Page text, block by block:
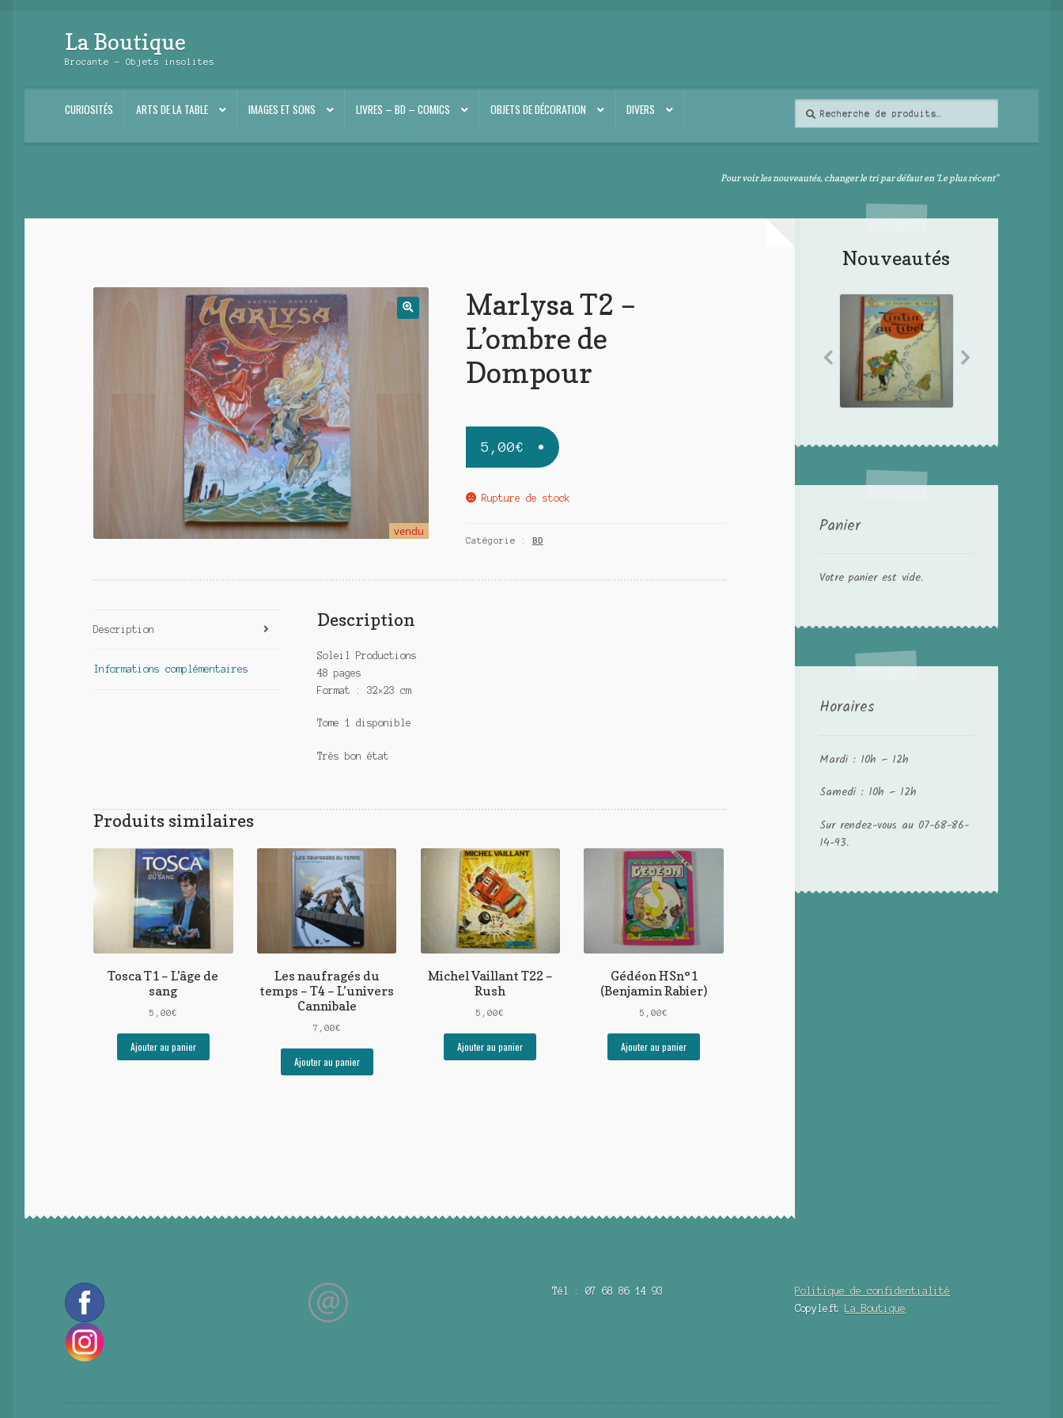
Aller
à
navigation
Aller
au
La Boutique
Brocante – Objets insolites
CURIOSITÉS ARTS DE LA TABLE IMAGES ET SONS LIVRES – BD – COMICS OBJETS DE DÉCORATION DIVERS
pour :
Pour voir les nouveautés, changer le tri par défaut en 'Le plus récent"
vendu
Marlysa T2 –
L’ombre de
Dompour
5,00€
Rupture de stock
Catégorie : BD
Description
Informations complémentaires
Description
Soleil Productions
48 pages
Format : 32×23 cm
Tome 1 disponible
Très bon état
Produits similaires
Tosca T1 – L’âge de
sang
5,00€
Ajouter au panier
Les naufragés du
temps – T4 – L’univers
Cannibale
7,00€
Ajouter au panier
Michel Vaillant T22 –
Rush
5,00€
Ajouter au panier
Gédéon HSn°1
(Benjamin Rabier)
5,00€
Ajouter au panier
Nouveautés
Panier
Votre panier est vide.
Horaires
Mardi : 10h – 12h
Samedi : 10h – 12h
Sur rendez-vous au 07-68-86-
14-93.
Tél : 07 68 86 14 93
Politique de confidentialité
Copyleft
La Boutique